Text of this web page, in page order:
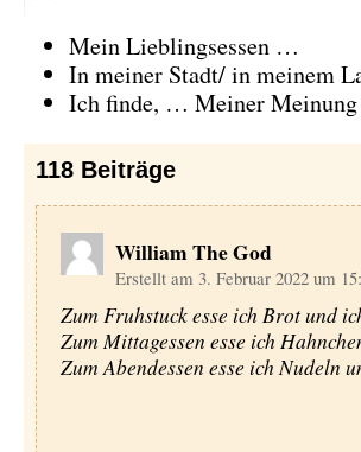
Mein Lieblingsessen …
In meiner Stadt/ in meinem
Ich finde, … Meiner
118 Beiträge
William The God
Erstellt am 3. Februar 2022 um
Zum Fruhstuck esse ich Brot und
Zum Mittagessen esse ich
Zum Abendessen esse ich Nudeln